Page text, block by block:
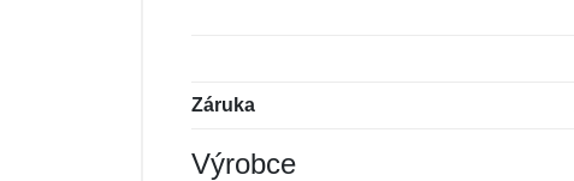
Záruka
Výrobce